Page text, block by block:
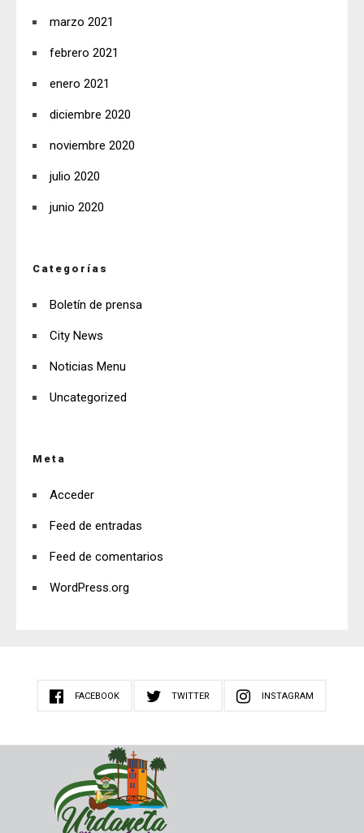
marzo 2021
febrero 2021
enero 2021
diciembre 2020
noviembre 2020
julio 2020
junio 2020
Categorías
Boletín de prensa
City News
Noticias Menu
Uncategorized
Meta
Acceder
Feed de entradas
Feed de comentarios
WordPress.org
FACEBOOK TWITTER INSTAGRAM